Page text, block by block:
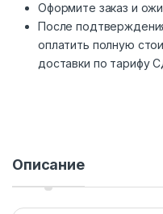
Оформите заказ и
После
оплатить полную
доставки по тарифу
Описание